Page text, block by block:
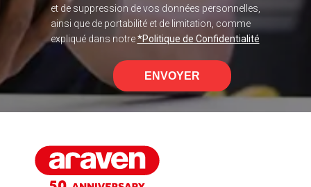
et de suppression de vos données personnelles,
ainsi que de portabilité et de limitation, comme
expliqué dans notre*Politique de Confidentialité
ENVOYER